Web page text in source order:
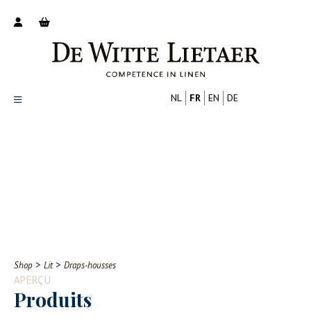
Contact
NL FR EN DE
Shop > Lit> Draps-housses
APERÇU
Produits